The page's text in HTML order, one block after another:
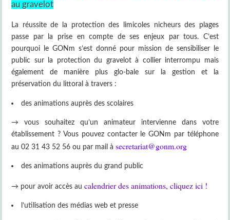
au gravelot
La réussite de la protection des limicoles nicheurs des plages
passe par la prise en compte de ses enjeux par tous. C’est
pourquoi le GONm s’est donné pour mission de sensibiliser le
public sur la protection du gravelot à collier interrompu mais
également de manière plus glo-bale sur la gestion et la
préservation du littoral à travers :
des animations auprès des scolaires
→ vous souhaitez qu’un animateur intervienne dans votre
établissement ? Vous pouvez contacter le GONm par téléphone
au 02 31 43 52 56 ou par mail àsecretariat@gonm.org
des animations auprès du grand public
→ pour avoir accès aucalendrier des animations, cliquez ici !
l’utilisation des médias web et presse